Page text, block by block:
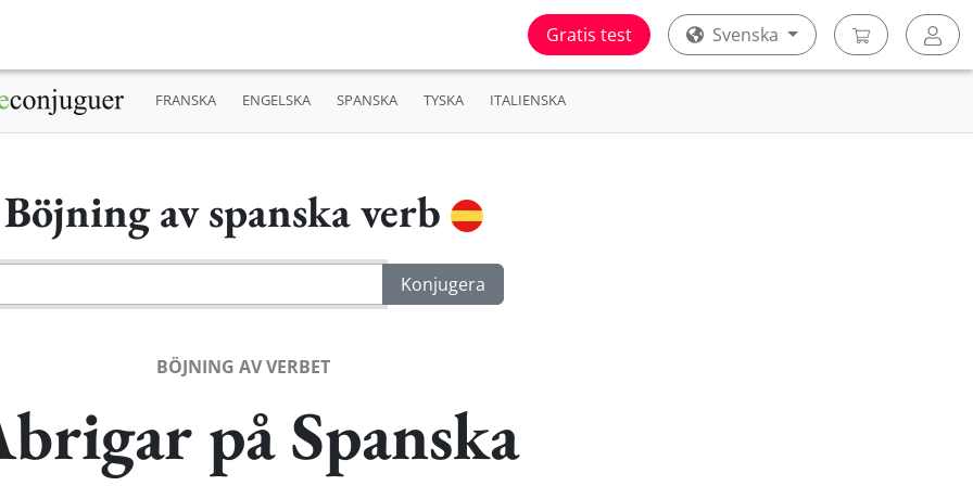
Gratis test Svenska
FRANSKA ENGELSKA SPANSKA TYSKA ITALIENSKA
Böjning av spanska verb
BÖJNING AV VERBET
på Spanska